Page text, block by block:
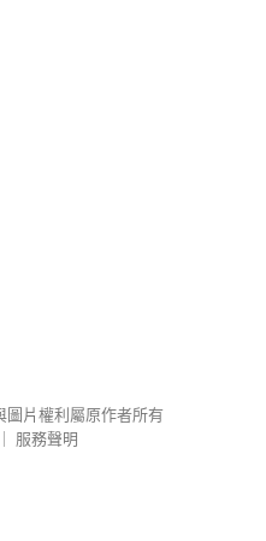
圖片權利屬原作者所有
服務聲明